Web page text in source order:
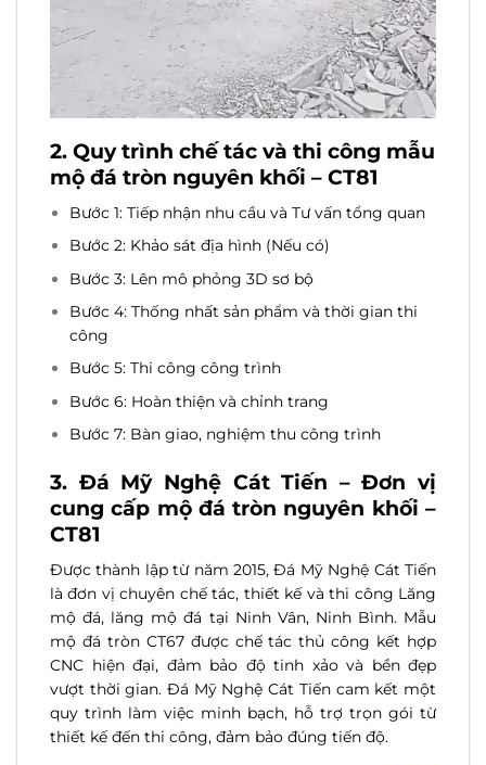
2. Quy trình chế tác và thi công mẫu
mộ đá tròn nguyên khối – CT81
Bước 1: Tiếp nhận nhu cầu và Tư vấn tổng quan
Bước 2: Khảo sát địa hình (Nếu có)
Bước 3: Lên mô phỏng 3D sơ bộ
Bước 4: Thống nhất sản phẩm và thời gian thi
công
Bước 5: Thi công công trình
Bước 6: Hoàn thiện và chỉnh trang
Bước 7: Bàn giao, nghiệm thu công trình
3. Đá Mỹ Nghệ Cát Tiến – Đơn vị
cung cấp mộ đá tròn nguyên khối –
CT81
Được thành lập từ năm 2015, Đá Mỹ Nghệ Cát Tiến
là đơn vị chuyên chế tác, thiết kế và thi công Lăng
mộ đá, lăng mộ đá tại Ninh Vân, Ninh Bình. Mẫu
mộ đá tròn CT67 được chế tác thủ công kết hợp
CNC hiện đại, đảm bảo độ tinh xảo và bền đẹp
vượt thời gian. Đá Mỹ Nghệ Cát Tiến cam kết một
quy trình làm việc minh bạch, hỗ trợ trọn gói từ
thiết kế đến thi công, đảm bảo đúng tiến độ.